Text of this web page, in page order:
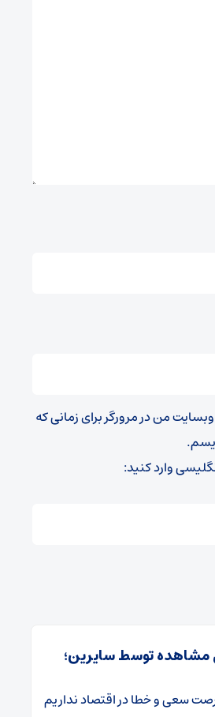
من در مرورگر برای زمانی که
وارد کنید:
مشاهده توسط سایرین؛
سعی و خطا در اقتصاد نداریم